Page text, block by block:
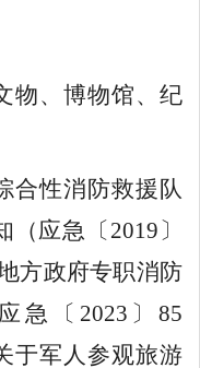
物、博物馆、纪
合性消防救援队
（应急〔 2019 〕
方政府专职消防
急
〔 2023 〕85
于军人参观旅游